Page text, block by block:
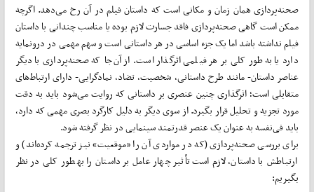
صحنه‌­پردازی همان زمان و مکانی است که داستان فیلم در آن رخ می‌­دهد. اگرچه
ممکن است گاهی صحنه‌پردازی فاقد جسارت لازم بوده یا مناسب چندانی با داستان
فیلم نداشته باشد اما یک جزء اساسی در هر داستانی است و سهم مهمی در درونمایه
دارد یا به‌­طور کلی بر هر فیلمی اثرگذار است. از آن­‌جا که صحنه‌­پردازی با دیگر
عناصر داستان- مانند طرح داستانی، شخصیت، تضاد، نماد­گرایی- دارای ارتباط‌های
متقابلی است؛ اثرگذاری چنین عنصری بر داستانی که روایت می­‌شود باید به دقت
مورد تجزیه و تحلیل قرار بگیرد. از سوی دیگر به دلیل کارگرد بصری مهمی که دارد،
باید فی‌­نفسه به عنوان یک عنصر قدرتمند سینمایی در نظر گرفته شود.
برای بررسی صحنه‌­پردازی (که در مواردی آن را «موقعیت» نیز ترجمه کرده‌­اند) و
ارتباطش با داستان،‌ لازم است تأثیر چهار عامل بر داستان را به­طور کلی در نظر
بگیریم: